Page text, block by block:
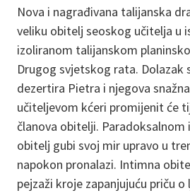
Nova i nagrađivana talijanska
veliku obitelj seoskog učitelja u
izoliranom talijanskom
Drugog svjetskog rata. Dolazak
dezertira Pietra i njegova
učiteljevom kćeri promijenit će
članova obitelji. Paradoksalnom
obitelj gubi svoj mir upravo u
napokon pronalazi. Intimna
pejzaži kroje zapanjujuću priču